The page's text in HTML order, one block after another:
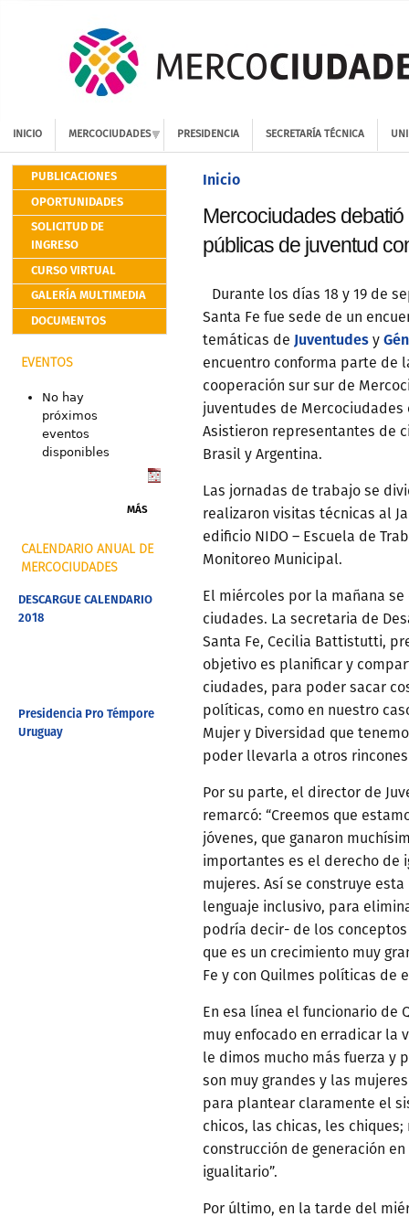
INICIO MERCOCIUDADES PRESIDENCIA SECRETARÍA TÉCNICA
PUBLICACIONES
OPORTUNIDADES
SOLICITUD DE
INGRESO
CURSO VIRTUAL
GALERÍA MULTIMEDIA
DOCUMENTOS
EVENTOS
No hay
próximos
eventos
disponibles
MÁS
CALENDARIO ANUAL DE
MERCOCIUDADES
DESCARGUE CALENDARIO
2018
Presidencia Pro Témpore
Uruguay
Inicio
Mercociudades
públicas de juventud
Durante los días 18 y 19 de
Santa Fe fue sede de un
temáticas de Juventudes y
encuentro conforma parte de
cooperación sur sur de
juventudes de Mercociudades
Asistieron representantes de
Brasil y Argentina.
Las jornadas de trabajo se
realizaron visitas técnicas al
edificio NIDO – Escuela de
Monitoreo Municipal.
El miércoles por la mañana
ciudades. La secretaria de
Santa Fe, Cecilia Battistutti,
objetivo es planificar y
ciudades, para poder sacar
políticas, como en nuestro
Mujer y Diversidad que
poder llevarla a otros
Por su parte, el director de
remarcó: “Creemos que
jóvenes, que ganaron
importantes es el derecho de
mujeres. Así se construye
lenguaje inclusivo, para
podría decir- de los
que es un crecimiento muy
Fe y con Quilmes políticas de
En esa línea el funcionario de
muy enfocado en erradicar la
le dimos mucho más fuerza y
son muy grandes y las
para plantear claramente el
chicos, las chicas, les
construcción de generación
igualitario”.
Por último, en la tarde del